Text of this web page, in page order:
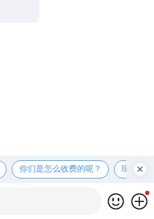
你们是怎么收费的呢？ 现在有